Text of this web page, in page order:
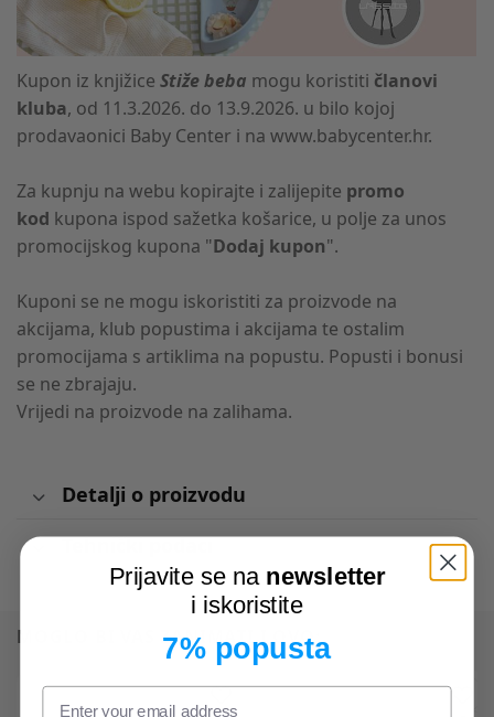
Kupon iz knjižiceStiže beba mogu koristiti članovi
kluba, od 11.3.2026. do 13.9.2026. u bilo kojoj
prodavaonici Baby Center i na www.babycenter.hr.
Za kupnju na webu kopirajte i zalijepite promo
kod kupona ispod sažetka košarice, u polje za unos
promocijskog kupona "Dodaj kupon".
Kuponi se ne mogu iskoristiti za proizvode na
akcijama, klub popustima i akcijama te ostalim
promocijama s artiklima na popustu. Popusti i bonusi
se ne zbrajaju.
Vrijedi na proizvode na zalihama.
Detalji o proizvodu
Tehnički podaci
MOGLO BI VAS ZANIMATI I OVO:
Prijavite se na newsletter
i iskoristite
7% popusta